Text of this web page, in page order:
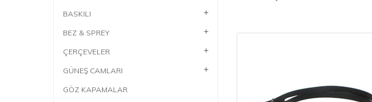
BASKILI
BEZ & SPREY
ÇERÇEVELER
GÜNEŞ CAMLARI
GÖZ KAPAMALAR